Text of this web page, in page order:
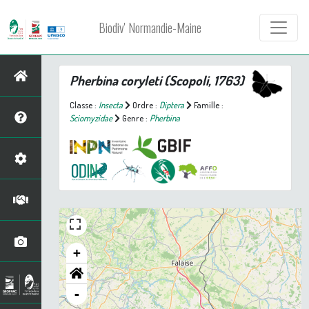
Biodiv' Normandie-Maine
Pherbina coryleti(Scopoli, 1763)
Classe : Insecta Ordre : Diptera
Famille :
Sciomyzidae
Genre : Pherbina
+
-